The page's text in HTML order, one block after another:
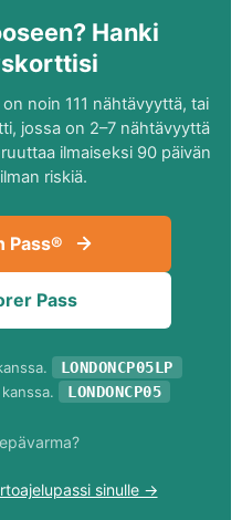
Hanki
noin 111 nähtävyyttä, tai
jossa on 2–7 nähtävyyttä
ilmaiseksi 90 päivän
riskiä.
Pass®
Pass
LONDONCP05LP
LONDONCP05
sinulle →